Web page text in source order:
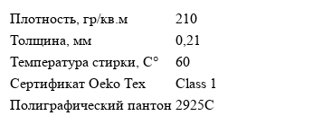
Плотность, гр/кв.м
210
Толщина, мм
0,21
Температура стирки, С°
60
Сертификат Oeko Tex
Class 1
Полиграфический пантон 2925С